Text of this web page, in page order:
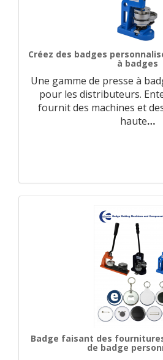
Créez des badges
à badges
Une gamme de presse à
pour les distributeurs.
fournit des machines et
haute…
Badge faisant des
de badge